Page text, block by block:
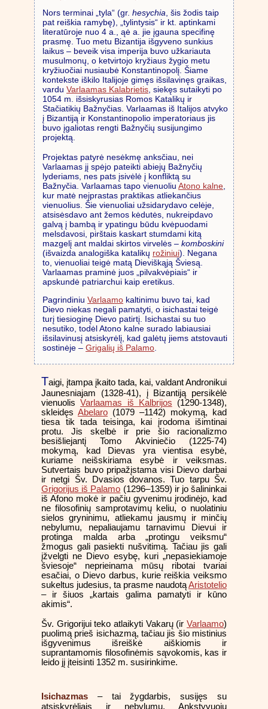
Nors terminai „tyla“ (gr. hesychia , šis žodis taip
pat reiškia ramybę), „tylintysis“ ir kt. aptinkami
literatūroje nuo 4 a., ąė a. jie įgauna specifinę
prasmę. Tuo metu Bizantija išgyveno sunkius
laikus – beveik visa imperija buvo užkariauta
musulmonų, o ketvirtojo kryžiaus žygio metu
kryžiuočiai nusiaubė Konstantinopolį. Šiame
kontekste iškilo Italijoje gimęs išsilavinęs graikas,
vardu Varlaamas Kalabrietis , siekęs sutaikyti po
1054 m. išsiskyrusias Romos Katalikų ir
Stačiatikių Bažnyčias. Varlaamas iš Italijos atvyko
į Bizantiją ir Konstantinopolio imperatoriaus jis
buvo įgaliotas rengti Bažnyčių susijungimo
projektą.
Projektas patyrė nesėkmę anksčiau, nei
Varlaamas jį spėjo pateikti abiejų Bažnyčių
lyderiams, nes pats įsivėlė į konfliktą su
Bažnyčia. Varlaamas tapo vienuoliu Atono kalne
kur matė neįprastas praktikas atliekančius
vienuolius. Šie vienuoliai užsidarydavo celėje,
atsisėsdavo ant žemos kėdutės, nukreipdavo
galvą į bambą ir ypatingu būdu kvėpuodami
melsdavosi, pirštais kaskart stumdami kitą
mazgelį ant maldai skirtos virvelės – komboskini
(išvaizda analogiška katalikų rožiniui). Negana
to, vienuoliai teigė matą Dieviškąją Šviesą.
Varlaamas praminė juos „pilvakvėpiais“ ir
apskundė patriarchui kaip eretikus.
Pagrindiniu Varlaamo kaltinimu buvo tai, kad
Dievo niekas negali pamatyti, o isichastai teigė
turį tiesioginę Dievo patirtį. Isichastai su tuo
nesutiko, todėl Atono kalne surado labiausiai
išsilavinusį atsiskyrėlį, kad galėtų jiems atstovauti
sostinėje – Grigalių iš Palamo.
Taigi, įtampa įkaito tada, kai, valdant Andronikui
Jaunesniajam (1328-41), į Bizantiją persikėlė
vienuolisVarlaamas iš Kalbrijos (1290-1348),
skleidęs Abelaro (1079 –1142) mokymą, kad
tiesa tik tada teisinga, kai įrodoma išimtinai
protu. Jis skelbė ir prie šio racionalizmo
besišliejantį Tomo Akviniečio (1225-74)
mokymą, kad Dievas yra vientisa esybė,
kuriame neišskiriama esybė ir veiksmas.
Sutvertais buvo pripažįstama visi Dievo darbai
ir netgi Šv. Dvasios dovanos. Tuo tarpu Šv.
Grigorijus iš Palamo (1296–1359) ir jo šalininkai
iš Afono mokė ir pačiu gyvenimu įrodinėjo, kad
ne filosofinių samprotavimų keliu, o nuolatiniu
sielos gryninimu, atliekamu jausmų ir minčių
nebylumu, nepaliaujamu tarnavimu Dievui ir
protinga malda arba „protingu veiksmu“
žmogus gali pasiekti nušvitimą. Tačiau jis gali
įžvelgti ne Dievo esybę, kuri „nepasiekiamoje
šviesoje“ neprieinama mūsų ribotai tvariai
esačiai, o Dievo darbus, kurie reiškia veiksmo
sukeltus judesius, ta prasme naudotąAristotelio
– ir šiuos „kartais galima pamatyti ir kūno
akimis“.
Šv. Grigorijui teko atlaikyti Vakarų (ir Varlaamo)
puolimą prieš isichazmą, tačiau jis šio mistinius
išgyvenimus išreiškė aiškiomis ir
suprantamomis filosofinėmis sąvokomis, kas ir
leido jį įteisinti 1352 m. susirinkime.
Isichazmas – tai žygdarbis, susijęs su
atsiskyrėliais ir nebylumu. Ankstyvuoju